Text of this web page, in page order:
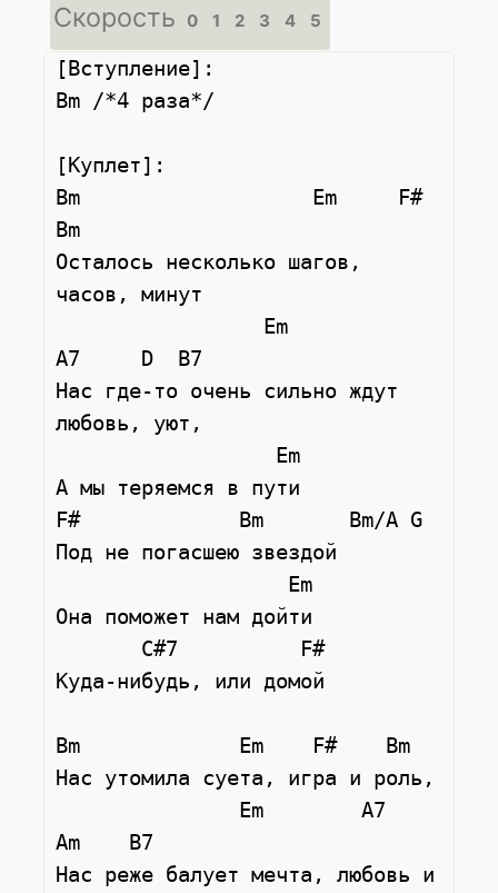
Скорость 0 1 2 3 4 5
[Вступление]:
Bm /*4 раза*/
[Куплет]:
Bm                   Em     F#
Bm
Осталось несколько шагов,
часов, минут
A7     D  B7
Нас где-то очень сильно ждут
любовь, уют,
А мы теряемся в пути
F#             Bm       Bm/A G
Под не погасшею звездой
Она поможет нам дойти
Куда-нибудь, или домой
Bm             Em    F#    Bm
Нас утомила суета, игра и роль,
Am    B7
Нас реже балует мечта, любовь и